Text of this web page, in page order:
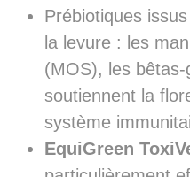
Prébiotiques
la levure : les
(MOS), les
soutiennent la
système
EquiGreen